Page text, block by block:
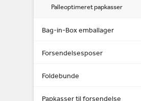
Palleoptimeret papkasser
Bag-in-Box emballager
Forsendelsesposer
Foldebunde
Papkasser til forsendelse